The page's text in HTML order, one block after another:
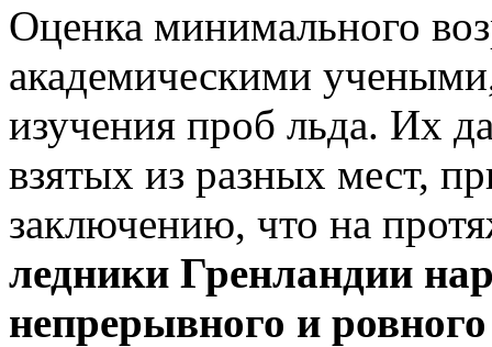
Оценка минимального
академическими
изучения проб льда. Их
взятых из разных мест,
заключению, что на
ледники Гренландии
непрерывного и